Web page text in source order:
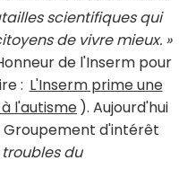
scientifiques qui
de vivre mieux. »
de l'Inserm pour
: L'Inserm prime une
l'autisme ). Aujourd'hui
Groupement d'intérêt
du